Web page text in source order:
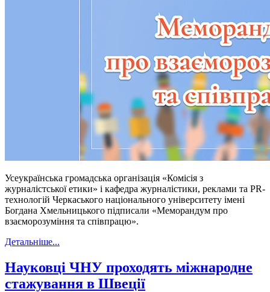
Усеукраїнська громадська організація «Комісія з
журналістської етики» і кафедра журналістики, реклами та PR-
технологій Черкаського національного університету імені
Богдана Хмельницького підписали «Меморандум про
взаєморозуміння та співпрацю».
Детальніше...
Науковці ЧНУ проходять міжнародне
стажування в Швеції